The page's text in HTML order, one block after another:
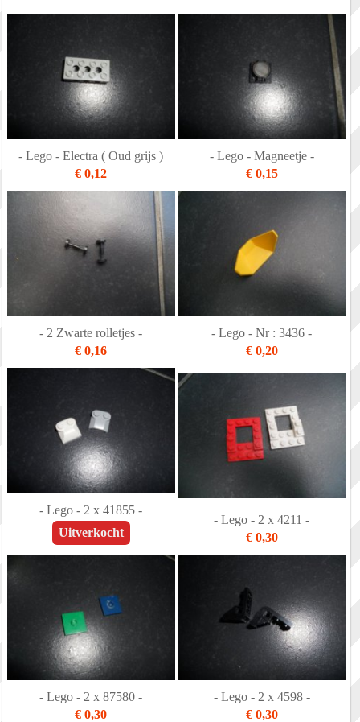
- Lego - Electra ( Oud grijs )
€ 0,12
- Lego - Magneetje -
€ 0,15
- 2 Zwarte rolletjes -
€ 0,16
- Lego - Nr : 3436 -
€ 0,20
- Lego - 2 x 41855 -
Uitverkocht
- Lego - 2 x 4211 -
€ 0,30
- Lego - 2 x 87580 -
€ 0,30
- Lego - 2 x 4598 -
€ 0,30